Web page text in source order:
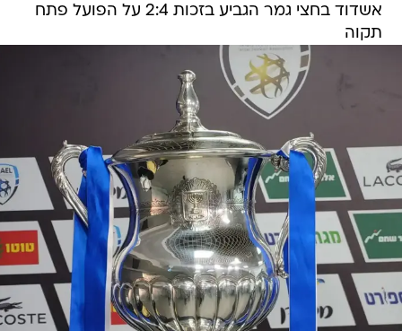
אשדוד בחצי גמר הגביע בזכות 2:4 על הפועל פתח
תקוה